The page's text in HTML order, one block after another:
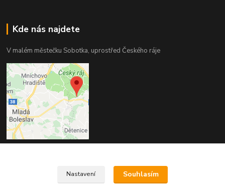
Kde nás najdete
V malém městečku Sobotka, uprostřed Českého ráje
+420 775 344 707
Nastavení Souhlasím